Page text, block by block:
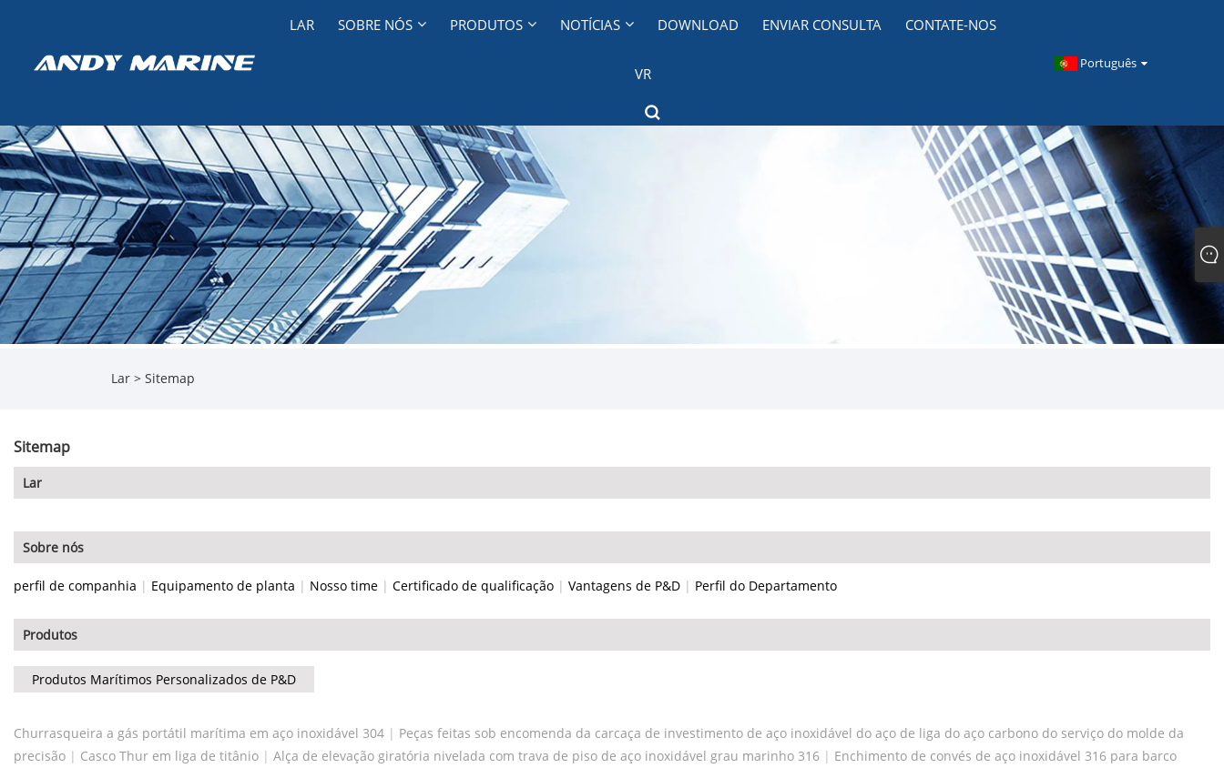
LAR SOBRE NÓS PRODUTOS NOTÍCIAS DOWNLOAD ENVIAR CONSULTA CONTATE-NOS
VR
Português
Lar > Sitemap
Sitemap
Lar
Sobre nós
perfil de companhia | Equipamento de planta | Nosso time | Certificado de qualificação | Vantagens de P&D | Perfil do Departamento
Produtos
Produtos Marítimos Personalizados de P&D
Churrasqueira a gás portátil marítima em aço inoxidável 304 | Peças feitas sob encomenda da carcaça de investimento de aço inoxidável do aço de liga do aço carbono do serviço do molde da
precisão | Casco Thur em liga de titânio | Alça de elevação giratória nivelada com trava de piso de aço inoxidável grau marinho 316 | Enchimento de convés de aço inoxidável 316 para barco